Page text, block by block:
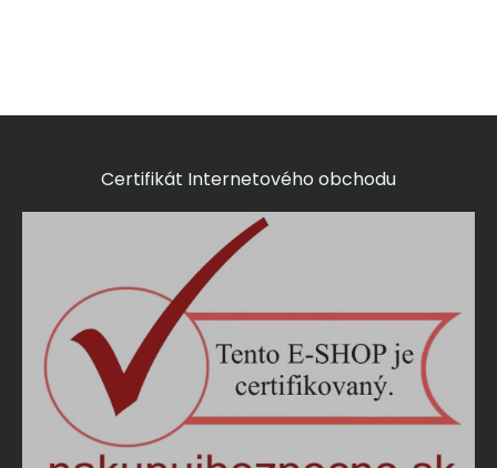
Certifikát Internetového obchodu